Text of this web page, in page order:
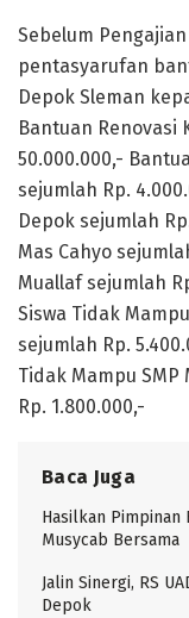
Sebelum
pentasyarufan
Depok Sleman
Bantuan Renovasi
50.000.000,-
sejumlah Rp.
Depok sejumlah
Mas Cahyo
Muallaf sejumlah
Siswa Tidak
sejumlah Rp.
Tidak Mampu
Rp. 1.800.000,-
Baca Juga
Hasilkan Pimpinan
Musycab Bersama
Jalin Sinergi, RS
Depok